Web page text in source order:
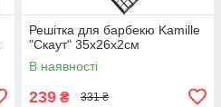
Решітка для барбекю Kamille
"Скаут" 35х26х2см
В наявності
239 ₴ 331 ₴